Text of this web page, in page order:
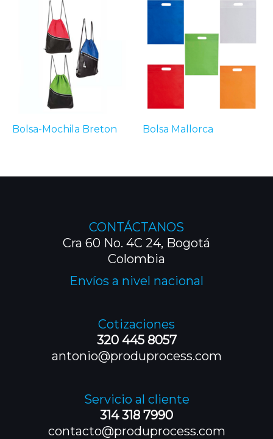
Bolsa-Mochila Breton Bolsa Mallorca
CONTÁCTANOS
Cra 60 No. 4C 24, Bogotá
Colombia
Envíos a nivel nacional
Cotizaciones
320 445 8057
antonio@produprocess.com
Servicio al cliente
314 318 7990
contacto@produprocess.com